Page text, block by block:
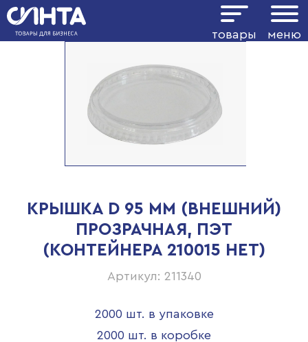
товары меню
КРЫШКА D 95 ММ (ВНЕШНИЙ)
ПРОЗРАЧНАЯ, ПЭТ
(КОНТЕЙНЕРА 210015 НЕТ)
Артикул: 211340
2000 шт. в упаковке
2000 шт. в коробке